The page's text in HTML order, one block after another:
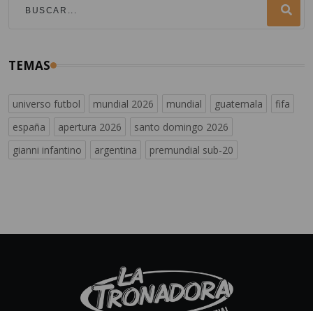
TEMAS
universo futbol mundial 2026 mundial guatemala
fifa
españa
apertura 2026
santo domingo 2026
gianni infantino
argentina premundial sub-20